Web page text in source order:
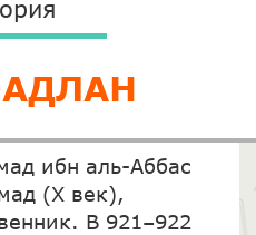
ибн аль-Аббас
(X век),
В 921–922